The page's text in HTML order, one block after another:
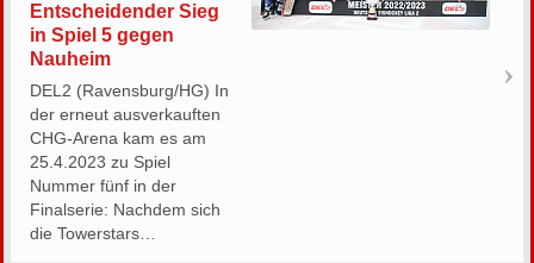
Entscheidender Sieg
in Spiel 5 gegen
Nauheim
DEL2 (Ravensburg/HG) In
der erneut ausverkauften
CHG-Arena kam es am
25.4.2023 zu Spiel
Nummer fünf in der
Finalserie: Nachdem sich
die Towerstars…